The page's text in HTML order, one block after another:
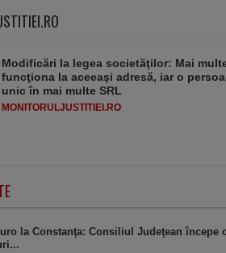
Modificări la legea societăţilor: Mai
funcţiona la aceeaşi adresă, iar o
unic în mai multe SRL
MONITORULJUSTITIEI.RO
la Constanţa: Consiliul Judeţean începe